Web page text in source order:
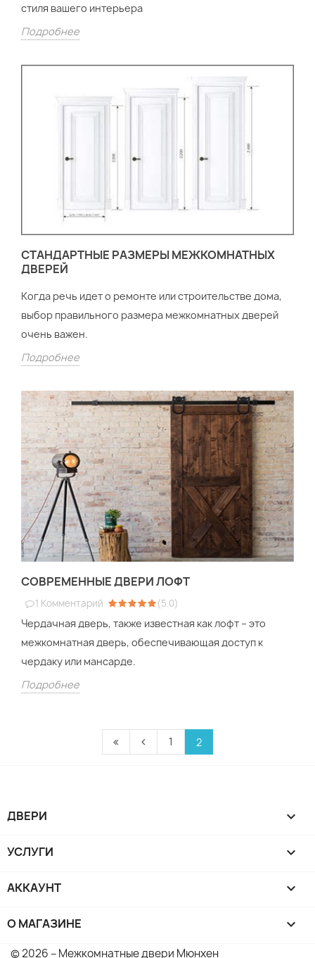
стиля вашего интерьера
Подробнее
СТАНДАРТНЫЕ РАЗМЕРЫ МЕЖКОМНАТНЫХ
ДВЕРЕЙ
Когда речь идет о ремонте или строительстве дома,
выбор правильного размера межкомнатных дверей
очень важен.
Подробнее
СОВРЕМЕННЫЕ ДВЕРИ ЛОФТ
1 Комментарий (5.0)
Чердачная дверь, также известная как лофт – это
межкомнатная дверь, обеспечивающая доступ к
чердаку или мансарде.
Подробнее
1 2
ДВЕРИ 
УСЛУГИ 
АККАУНТ 
О МАГАЗИНЕ keyboard_arrow_down
© 2026 – Межкомнатные двери Мюнхен